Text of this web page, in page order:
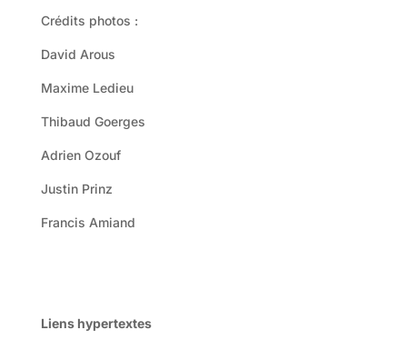
Crédits photos :
David Arous
Maxime Ledieu
Thibaud Goerges
Adrien Ozouf
Justin Prinz
Francis Amiand
Liens hypertextes